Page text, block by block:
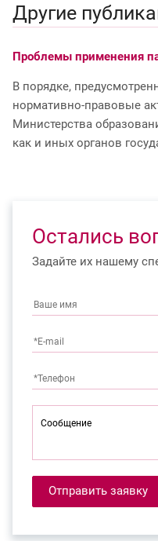
Другие
Проблемы применения
В порядке,
нормативно-правовые
Министерства
как и иных органов
Остались
Задайте их нашему
Отправить заявку